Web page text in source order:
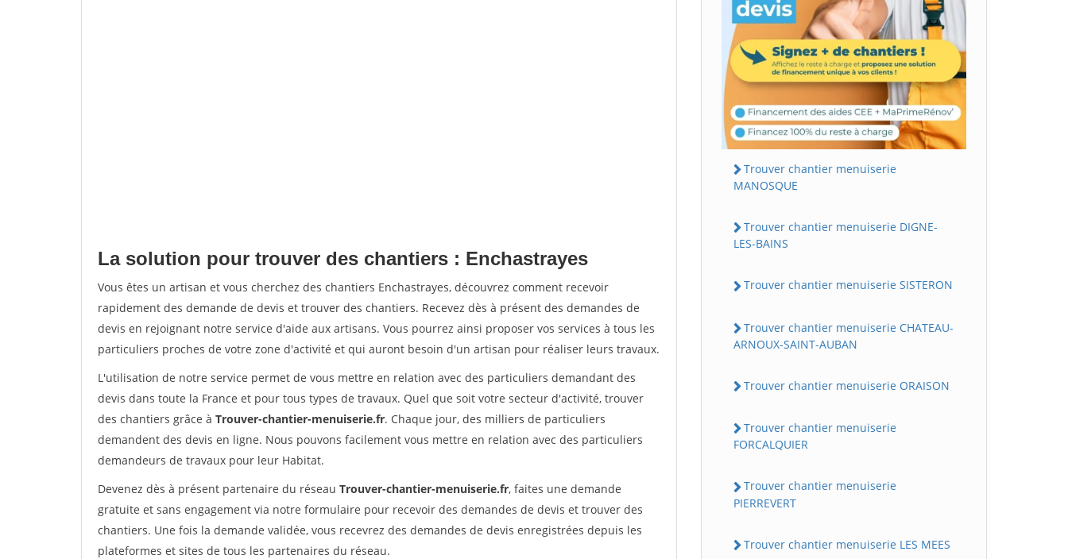
La solution pour trouver des chantiers : Enchastrayes
Vous êtes un artisan et vous cherchez des chantiers Enchastrayes, découvrez comment recevoir
rapidement des demande de devis et trouver des chantiers. Recevez dès à présent des demandes de
devis en rejoignant notre service d'aide aux artisans. Vous pourrez ainsi proposer vos services à tous les
particuliers proches de votre zone d'activité et qui auront besoin d'un artisan pour réaliser leurs travaux.
L'utilisation de notre service permet de vous mettre en relation avec des particuliers demandant des
devis dans toute la France et pour tous types de travaux. Quel que soit votre secteur d'activité, trouver
des chantiers grâce à Trouver-chantier-menuiserie.fr. Chaque jour, des milliers de particuliers
demandent des devis en ligne. Nous pouvons facilement vous mettre en relation avec des particuliers
demandeurs de travaux pour leur Habitat.
Devenez dès à présent partenaire du réseau Trouver-chantier-menuiserie.fr, faites une demande
gratuite et sans engagement via notre formulaire pour recevoir des demandes de devis et trouver des
chantiers. Une fois la demande validée, vous recevrez des demandes de devis enregistrées depuis les
plateformes et sites de tous les partenaires du réseau.
Trouver chantier menuiserie
MANOSQUE
Trouver chantier menuiserie DIGNE-
LES-BAINS
Trouver chantier menuiserie SISTERON
Trouver chantier menuiserie CHATEAU-
ARNOUX-SAINT-AUBAN
Trouver chantier menuiserie ORAISON
Trouver chantier menuiserie
FORCALQUIER
Trouver chantier menuiserie
PIERREVERT
Trouver chantier menuiserie LES MEES